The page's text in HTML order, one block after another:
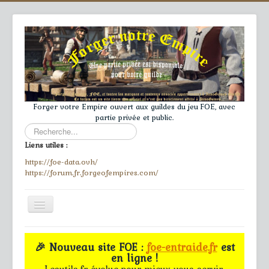
Forger votre Empire ouvert aux guildes du jeu FOE, avec
partie privée et public.
Rechercher
Liens utiles :
https://foe-data.ovh/
https://forum.fr.forgeofempires.com/
Toggle
Navigation
≡
Accueil
🎉 Nouveau site FOE :foe-entraide.frest
en ligne !